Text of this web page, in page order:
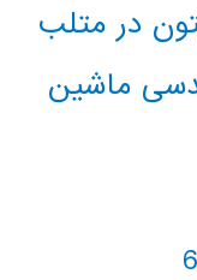
در متلب
ماشین